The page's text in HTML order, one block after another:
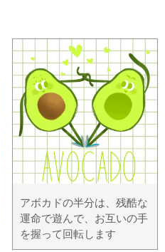
アボカドの半分は、残酷な
運命で遊んで、お互いの手
を握って回転します